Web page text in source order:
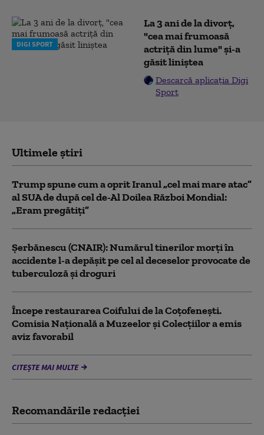
DIGI SPORT
La 3 ani de la divorț,
"cea mai frumoasă
actriță din lume" și-a
găsit liniștea
Descarcă aplicația Digi
Sport
Ultimele știri
Trump spune cum a oprit Iranul „cel mai mare atac”
al SUA de după cel de-Al Doilea Război Mondial:
„Eram pregătiți”
Şerbănescu (CNAIR): Numărul tinerilor morţi în
accidente l-a depăşit pe cel al deceselor provocate de
tuberculoză şi droguri
Începe restaurarea Coifului de la Coțofenești.
Comisia Naţională a Muzeelor şi Colecţiilor a emis
aviz favorabil
CITEȘTE MAI MULTE
Recomandările redacţiei